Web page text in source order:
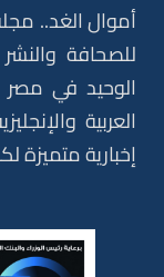
أموال الغد..
للصحافة
الوحيد في مصر
العربية
إخبارية متميزة